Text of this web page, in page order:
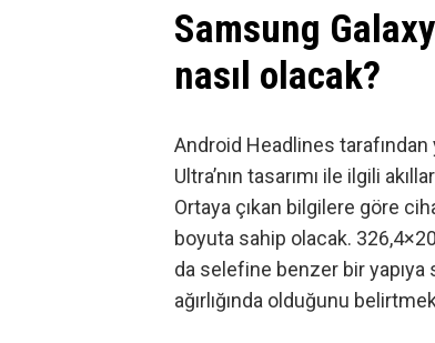
Samsung
nasıl olacak?
Android Headlines tarafından
Ultra’nın tasarımı ile ilgili
Ortaya çıkan bilgilere göre
boyuta sahip olacak.
da selefine benzer bir yapıya
ağırlığında olduğunu